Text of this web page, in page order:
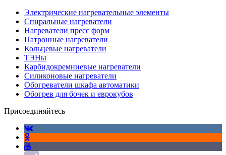
Электрические нагревательные элементы
Спиральные нагреватели
Нагреватели пресс форм
Патронные нагреватели
Кольцевые нагреватели
ТЭНы
Карбидокремниевые нагреватели
Силиконовые нагреватели
Обогреватели шкафа автоматики
Обогрев для бочек и еврокубов
Присоединяйтесь